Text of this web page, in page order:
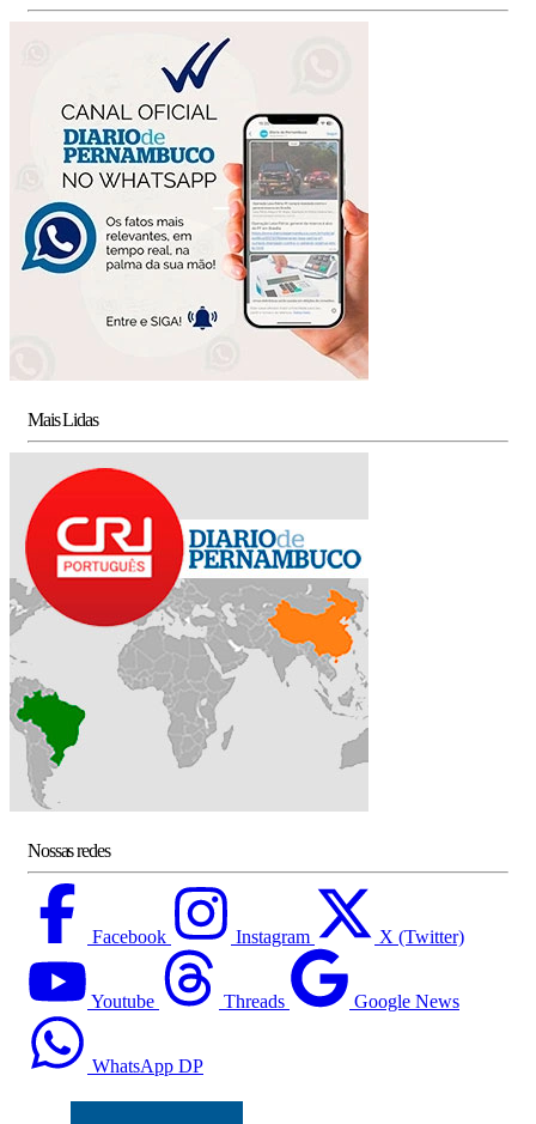
Mais Lidas
Nossas redes
Facebook Instagram X (Twitter)
Youtube Threads Google News
WhatsApp DP